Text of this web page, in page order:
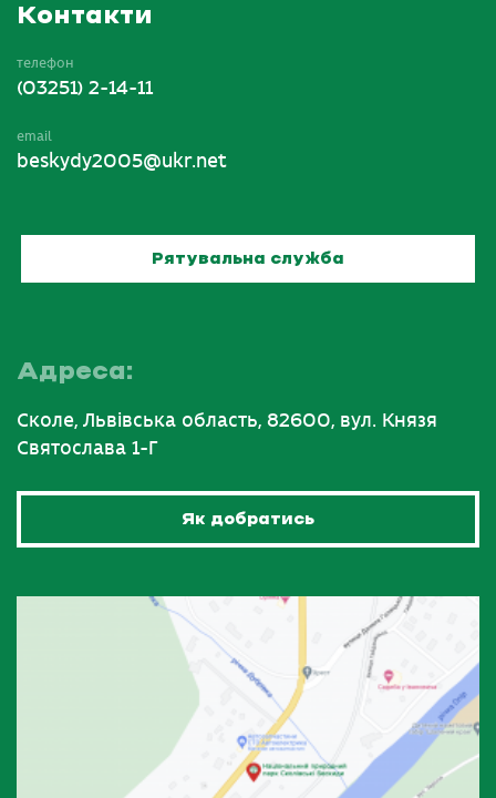
Контакти
телефон
(03251) 2-14-11
email
beskydy2005@ukr.net
Рятувальна служба
Адреса:
Сколе, Львівська область, 82600, вул. Князя
Святослава 1-Г
Як добратись